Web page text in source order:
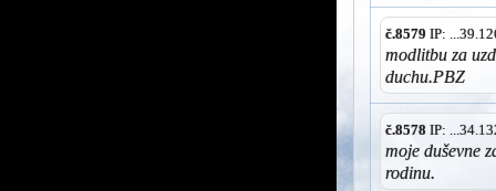
č.8579 IP:
modlitbu za
duchu.PBZ
č.8578 IP:
moje duševne
rodinu.